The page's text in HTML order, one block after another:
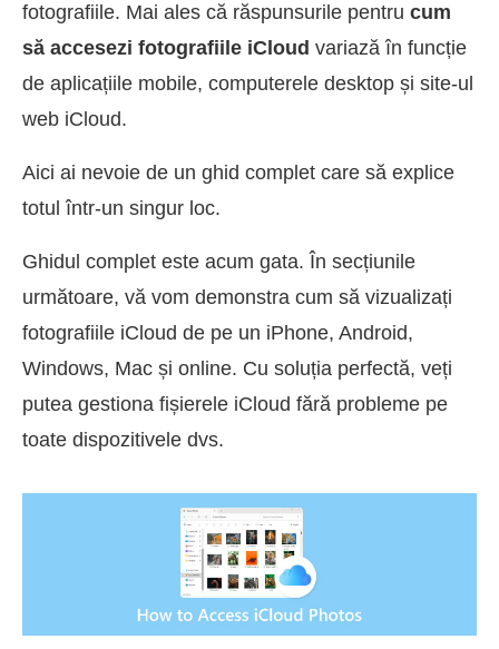
fotografiile. Mai ales că răspunsurile pentru cum
să accesezi fotografiile iCloud variază în funcție
de aplicațiile mobile, computerele desktop și site-ul
web iCloud.
Aici ai nevoie de un ghid complet care să explice
totul într-un singur loc.
Ghidul complet este acum gata. În secțiunile
următoare, vă vom demonstra cum să vizualizați
fotografiile iCloud de pe un iPhone, Android,
Windows, Mac și online. Cu soluția perfectă, veți
putea gestiona fișierele iCloud fără probleme pe
toate dispozitivele dvs.